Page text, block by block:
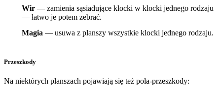
Wir — zamienia sąsiadujące klocki w klocki jednego rodzaju
— łatwo je potem zebrać.
Magia — usuwa z planszy wszystkie klocki jednego rodzaju.
Przeszkody
Na niektórych planszach pojawiają się też pola-przeszkody: